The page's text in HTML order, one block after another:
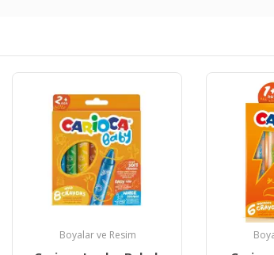
Boyalar ve Resim